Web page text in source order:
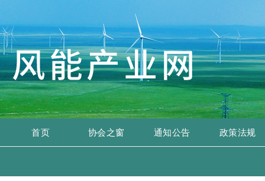
首页 协会之窗 通知公告 政策法规